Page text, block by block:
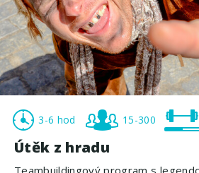
3-6 hod 15-300
Útěk z hradu
Teambuildingový program s